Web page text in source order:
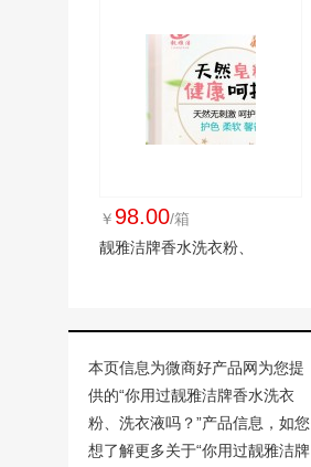
￥ 98.00/箱
靓雅洁牌香水洗衣粉、
本页信息为微商好产品网为您提
供的“你用过靓雅洁牌香水洗衣
粉、洗衣液吗？”产品信息，如您
想了解更多关于“你用过靓雅洁牌